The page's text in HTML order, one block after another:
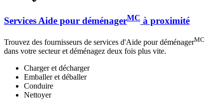
Services Aide pour déménagerMC à proximité
Trouvez des fournisseurs de services d'Aide pour déménagerMC
dans votre secteur et déménagez deux fois plus vite.
Charger et décharger
Emballer et déballer
Conduire
Nettoyer